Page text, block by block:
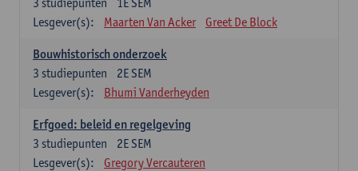
Lesgever(s):
Maarten Van Acker Greet De Block
Bouwhistorisch onderzoek
2E SEM
3 studiepunten
Lesgever(s):
Bhumi Vanderheyden
Erfgoed: beleid en regelgeving
2E SEM
3 studiepunten
Lesgever(s):
Gregory Vercauteren